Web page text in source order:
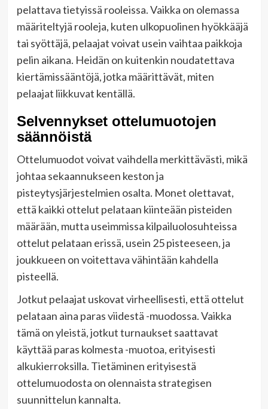
pelattava tietyissä rooleissa. Vaikka on olemassa
määriteltyjä rooleja, kuten ulkopuolinen hyökkääjä
tai syöttäjä, pelaajat voivat usein vaihtaa paikkoja
pelin aikana. Heidän on kuitenkin noudatettava
kiertämissääntöjä, jotka määrittävät, miten
pelaajat liikkuvat kentällä.
Selvennykset ottelumuotojen
säännöistä
Ottelumuodot voivat vaihdella merkittävästi, mikä
johtaa sekaannukseen keston ja
pisteytysjärjestelmien osalta. Monet olettavat,
että kaikki ottelut pelataan kiinteään pisteiden
määrään, mutta useimmissa kilpailuolosuhteissa
ottelut pelataan erissä, usein 25 pisteeseen, ja
joukkueen on voitettava vähintään kahdella
pisteellä.
Jotkut pelaajat uskovat virheellisesti, että ottelut
pelataan aina paras viidestä -muodossa. Vaikka
tämä on yleistä, jotkut turnaukset saattavat
käyttää paras kolmesta -muotoa, erityisesti
alkukierroksilla. Tietäminen erityisestä
ottelumuodosta on olennaista strategisen
suunnittelun kannalta.